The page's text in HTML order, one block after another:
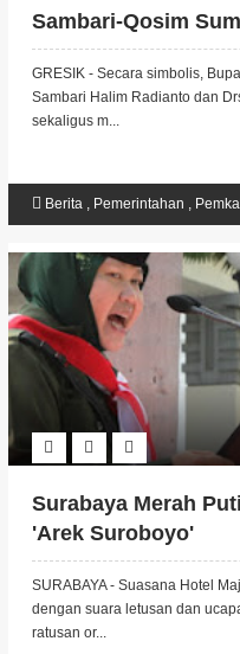
Sambari-Qosim
GRESIK - Secara simbolis,
Sambari Halim Radianto dan
sekaligus m...
Berita, Pemerintahan ,
Surabaya Merah
'Arek Suroboyo'
SURABAYA - Suasana Hotel
dengan suara letusan dan
ratusan or...